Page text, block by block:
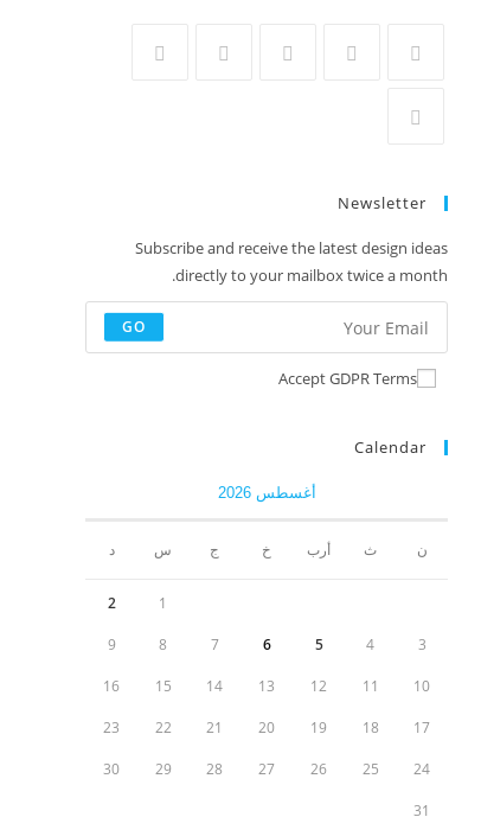
Newsletter
Subscribe and receive the latest design ideas
directly to your mailbox twice a month.
GO
Accept GDPR Terms
Calendar
أغسطس 2026
ن ث أرب خ ج س د
1
2
3
4
5
6
7
8
9
10
11
12
13
14
15
16
17
18
19
20
21
22
23
24
25
26
27
28
29
30
31